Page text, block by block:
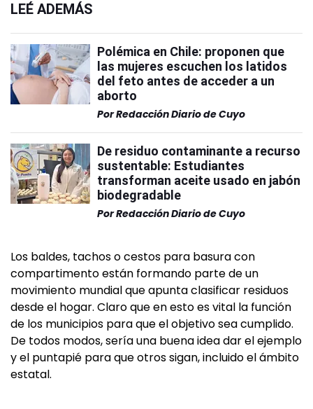
LEÉ ADEMÁS
Polémica en Chile: proponen que
las mujeres escuchen los latidos
del feto antes de acceder a un
aborto
PorRedacción Diario de Cuyo
De residuo contaminante a recurso
sustentable: Estudiantes
transforman aceite usado en jabón
biodegradable
PorRedacción Diario de Cuyo
Los baldes, tachos o cestos para basura con
compartimento están formando parte de un
movimiento mundial que apunta clasificar residuos
desde el hogar. Claro que en esto es vital la función
de los municipios para que el objetivo sea cumplido.
De todos modos, sería una buena idea dar el ejemplo
y el puntapié para que otros sigan, incluido el ámbito
estatal.